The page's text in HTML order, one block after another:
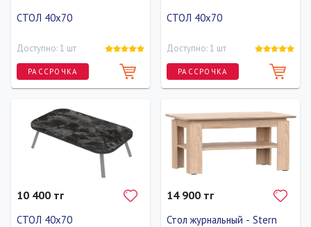
СТОЛ 40x70
Доступно: 1 шт
РАССРОЧКА
70 см
Ширина
40 см 20 см
СТОЛ 40x70
Доступно: 1 шт
РАССРОЧКА
Длина
70 см
Ширина
40 см
Высота
20 см
10 400 тг
СТОЛ 40x70
14 900 тг
Стол журнальный - Stern